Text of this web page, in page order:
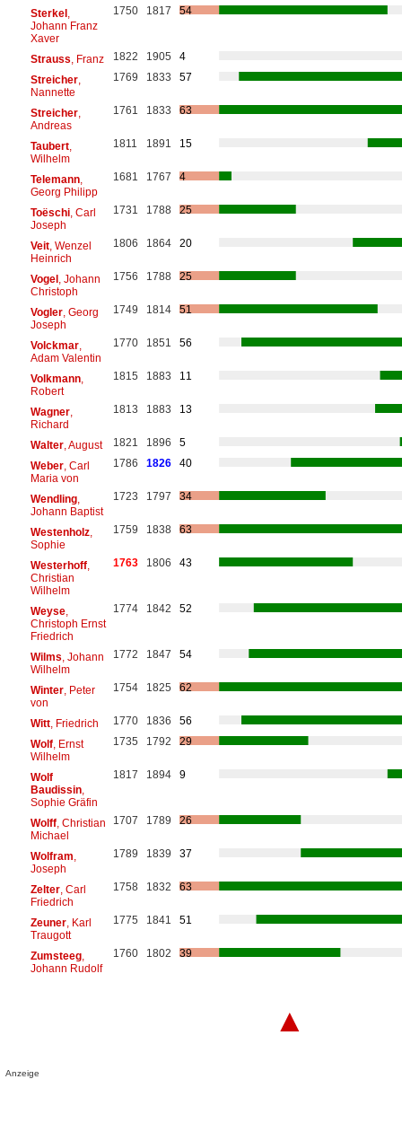
Sterkel,
Johann Franz
Xaver
1750 1817 54
Strauss , Franz 1822 1905
4
Streicher,
Nannette
1769 1833 57
Streicher,
Andreas
1761 1833 63
Taubert,
Wilhelm
1811 1891 15
Telemann,
Georg Philipp
1681 1767 4
Toëschi, Carl
Joseph
1731 1788 25
Veit, Wenzel
Heinrich
1806 1864 20
Vogel, Johann
Christoph
1756 1788 25
Vogler, Georg
Joseph
1749 1814 51
Volckmar,
Adam Valentin
1770 1851 56
Volkmann,
Robert
1815 1883 11
Wagner,
Richard
1813 1883 13
Walter, August 1821 1896
5
Weber, Carl
Maria von
1786 1826 40
Wendling,
Johann Baptist
1723 1797 34
Westenholz,
Sophie
1759 1838 63
Westerhoff,
Christian
Wilhelm
1763 1806 43
Weyse,
Christoph Ernst
Friedrich
1774 1842 52
Wilms , Johann
Wilhelm
1772 1847 54
Winter, Peter
von
1754 1825 62
Witt, Friedrich 1770 1836
56
Wolf, Ernst
Wilhelm
1735 1792 29
Wolf
Baudissin,
Sophie Gräfin
1817 1894 9
Wolff, Christian
Michael
1707 1789 26
Wolfram
Joseph
1789 1839 37
Zelter, Carl
Friedrich
1758 1832 63
Zeuner, Karl
Traugott
1775 1841 51
Zumsteeg,
Johann Rudolf
1760 1802 39
▲
Anzeige